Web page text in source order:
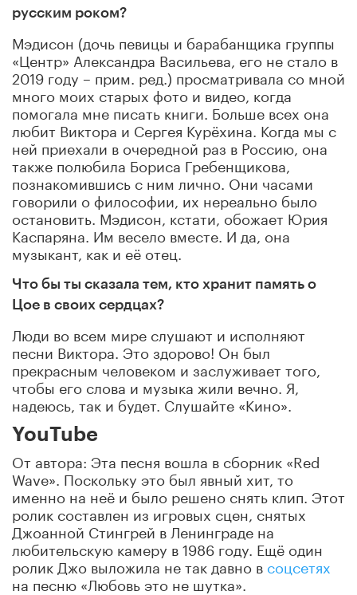
русским роком?
Мэдисон (дочь певицы и барабанщика группы
«Центр» Александра Васильева, его не стало в
2019 году – прим. ред.) просматривала со мной
много моих старых фото и видео, когда
помогала мне писать книги. Больше всех она
любит Виктора и Сергея Курёхина. Когда мы с
ней приехали в очередной раз в Россию, она
также полюбила Бориса Гребенщикова,
познакомившись с ним лично. Они часами
говорили о философии, их нереально было
остановить. Мэдисон, кстати, обожает Юрия
Каспаряна. Им весело вместе. И да, она
музыкант, как и её отец.
Что бы ты сказала тем, кто хранит память о
Цое в своих сердцах?
Люди во всем мире слушают и исполняют
песни Виктора. Это здорово! Он был
прекрасным человеком и заслуживает того,
чтобы его слова и музыка жили вечно. Я,
надеюсь, так и будет. Слушайте «Кино».
YouTube
От автора: Эта песня вошла в сборник «Red
Wave». Поскольку это был явный хит, то
именно на неё и было решено снять клип. Этот
ролик составлен из игровых сцен, снятых
Джоанной Стингрей в Ленинграде на
любительскую камеру в 1986 году. Ещё один
ролик Джо выложила не так давно в соцсетях
на песню «Любовь это не шутка».